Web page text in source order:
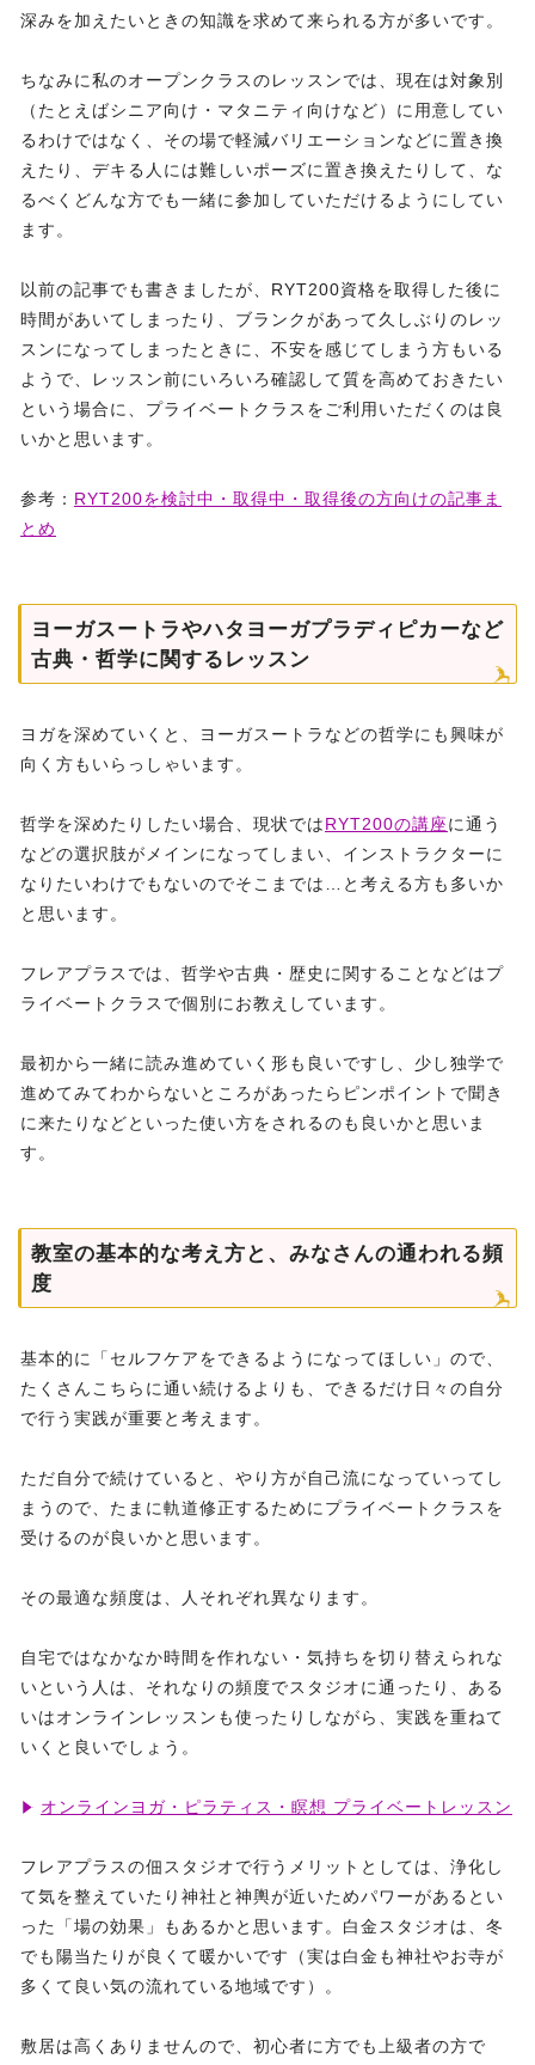
深みを加えたいときの知識を求めて来られる方が多いです。
ちなみに私のオープンクラスのレッスンでは、現在は対象別
（たとえばシニア向け・マタニティ向けなど）に用意してい
るわけではなく、その場で軽減バリエーションなどに置き換
えたり、デキる人には難しいポーズに置き換えたりして、な
るべくどんな方でも一緒に参加していただけるようにしてい
ます。
以前の記事でも書きましたが、RYT200資格を取得した後に
時間があいてしまったり、ブランクがあって久しぶりのレッ
スンになってしまったときに、不安を感じてしまう方もいる
ようで、レッスン前にいろいろ確認して質を高めておきたい
という場合に、プライベートクラスをご利用いただくのは良
いかと思います。
参考： RYT200を検討中・取得中・取得後の方向けの記事ま
とめ
ヨーガスートラやハタヨーガプラディピカーなど
古典・哲学に関するレッスン
ヨガを深めていくと、ヨーガスートラなどの哲学にも興味が
向く方もいらっしゃいます。
哲学を深めたりしたい場合、現状ではRYT200の講座に通う
などの選択肢がメインになってしまい、インストラクターに
なりたいわけでもないのでそこまでは…と考える方も多いか
と思います。
フレアプラスでは、哲学や古典・歴史に関することなどはプ
ライベートクラスで個別にお教えしています。
最初から一緒に読み進めていく形も良いですし、少し独学で
進めてみてわからないところがあったらピンポイントで聞き
に来たりなどといった使い方をされるのも良いかと思いま
す。
教室の基本的な考え方と、みなさんの通われる頻
度
基本的に「セルフケアをできるようになってほしい」ので、
たくさんこちらに通い続けるよりも、できるだけ日々の自分
で行う実践が重要と考えます。
ただ自分で続けていると、やり方が自己流になっていってし
まうので、たまに軌道修正するためにプライベートクラスを
受けるのが良いかと思います。
その最適な頻度は、人それぞれ異なります。
自宅ではなかなか時間を作れない・気持ちを切り替えられな
いという人は、それなりの頻度でスタジオに通ったり、ある
いはオンラインレッスンも使ったりしながら、実践を重ねて
いくと良いでしょう。
オンラインヨガ・ピラティス・瞑想 プライベートレッスン
フレアプラスの佃スタジオで行うメリットとしては、浄化し
て気を整えていたり神社と神輿が近いためパワーがあるとい
った「場の効果」もあるかと思います。白金スタジオは、冬
でも陽当たりが良くて暖かいです（実は白金も神社やお寺が
多くて良い気の流れている地域です）。
敷居は高くありませんので、初心者に方でも上級者の方で